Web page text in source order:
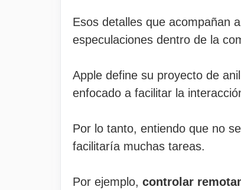
Esos detalles que acompañan
especulaciones dentro de la
Apple define su proyecto de
enfocado a facilitar la
Por lo tanto, entiendo que no
facilitaría muchas tareas.
Por ejemplo, controlar